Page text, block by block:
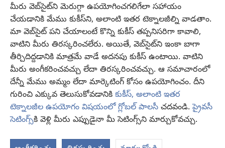
మీరు వెబ్‌సైట్‌ని మెరుగ్గా ఉపయోగించగలిగేలా సహాయం
చేయడానికి మేము కుకీస్‌ని, అలాంటి ఇతర టెక్నాలజీల్ని వాడతాం.
మా వెబ్‌సైట్‌ పని చేయాలంటే కొన్ని కుకీస్‌ తప్పనిసరిగా కావాలి,
వాటిని మీరు తిరస్కరించలేరు. అయితే, వెబ్‌సైట్‌ని ఇంకా బాగా
తీర్చిదిద్దడానికి మాత్రమే వాడే అదనపు కుకీస్‌ ఉంటాయి. వాటిని
మీరు అంగీకరించవచ్చు లేదా తిరస్కరించవచ్చు. ఆ సమాచారంలో
దేన్నీ మేము అమ్మం లేదా మార్కెటింగ్‌ కోసం ఉపయోగించం. దీని
గురించి ఎక్కువ తెలుసుకోవడానికి కుకీస్, అలాంటి ఇతర
టెక్నాలజీల ఉపయోగం విషయంలో గ్లోబల్ పాలసీ చదవండి.ప్రైవసీ
సెటింగ్స్‌కి వెళ్లి మీరు ఎప్పుడైనా మీ సెటింగ్స్‌ని మార్చుకోవచ్చు.
విండో
ఓపెన్‌
అవుతుంది)
JW Hub®
(కొత్త
విండో
ఓపెన్‌
అవుతుంది)
JW లైబ్రరీ
కావలికోట లైబ్రరీ
Copyright© 2026 Watch Tower Bible and Tract Society of Pennsylvania.
వినియోగంపై షరతులు| ప్రైవసీ పాలసీ| ప్రైవసీ సెటింగ్స్